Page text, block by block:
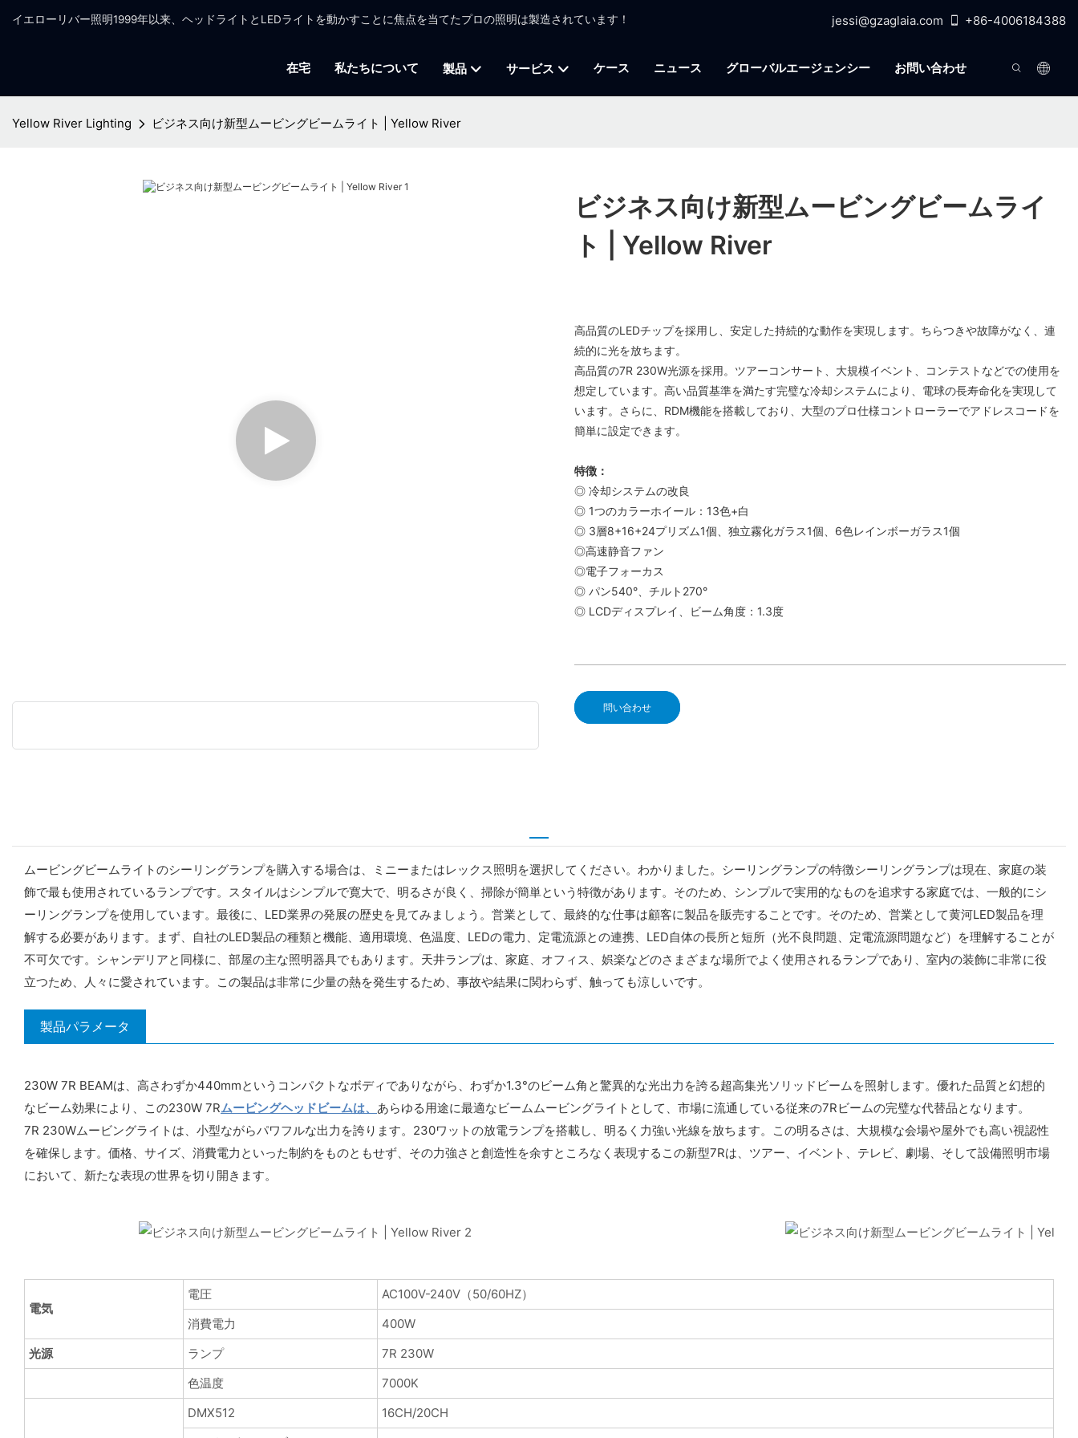
イエローリバー照明1999年以来、ヘッドライトとLEDライトを動かすことに焦点を当てたプロの照明は製造されています！ jessi@gzaglaia.com +86-4006184388
在宅 私たちについて 製品 サービス ケース ニュース グローバルエージェンシー お問い合わせ
Yellow River Lighting ビジネス向け新型ムービングビームライト | Yellow River
ビジネス向け新型ムービングビームライ
ト | Yellow River
高品質のLEDチップを採用し、安定した持続的な動作を実現します。ちらつきや故障がなく、連
続的に光を放ちます。
高品質の7R 230W光源を採用。ツアーコンサート、大規模イベント、コンテストなどでの使用を
想定しています。高い品質基準を満たす完璧な冷却システムにより、電球の長寿命化を実現して
います。さらに、RDM機能を搭載しており、大型のプロ仕様コントローラーでアドレスコードを
簡単に設定できます。
特徴：
◎ 冷却システムの改良
◎ 1つのカラーホイール：13色+白
◎ 3層8+16+24プリズム1個、独立霧化ガラス1個、6色レインボーガラス1個
◎高速静音ファン
◎電子フォーカス
◎ パン540°、チルト270°
◎ LCDディスプレイ、ビーム角度：1.3度
問い合わせ
ムービングビームライトのシーリングランプを購入する場合は、ミニーまたはレックス照明を選択してください。わかりました。シーリングランプの特徴シーリングランプは現在、家庭の装
飾で最も使用されているランプです。スタイルはシンプルで寛大で、明るさが良く、掃除が簡単という特徴があります。そのため、シンプルで実用的なものを追求する家庭では、一般的にシ
ーリングランプを使用しています。最後に、LED業界の発展の歴史を見てみましょう。営業として、最終的な仕事は顧客に製品を販売することです。そのため、営業として黄河LED製品を理
解する必要があります。まず、自社のLED製品の種類と機能、適用環境、色温度、LEDの電力、定電流源との連携、LED自体の長所と短所（光不良問題、定電流源問題など）を理解することが
不可欠です。シャンデリアと同様に、部屋の主な照明器具でもあります。天井ランプは、家庭、オフィス、娯楽などのさまざまな場所でよく使用されるランプであり、室内の装飾に非常に役
立つため、人々に愛されています。この製品は非常に少量の熱を発生するため、事故や結果に関わらず、触っても涼しいです。
製品パラメータ
230W 7R BEAMは、高さわずか440mmというコンパクトなボディでありながら、わずか1.3°のビーム角と驚異的な光出力を誇る超高集光ソリッドビームを照射します。優れた品質と幻想的
なビーム効果により、この230W 7Rムービングヘッドビームは、 あらゆる用途に最適なビームムービングライトとして、市場に流通している従来の7Rビームの完璧な代替品となります。
7R 230Wムービングライトは、小型ながらパワフルな出力を誇ります。230ワットの放電ランプを搭載し、明るく力強い光線を放ちます。この明るさは、大規模な会場や屋外でも高い視認性
を確保します。価格、サイズ、消費電力といった制約をものともせず、その力強さと創造性を余すところなく表現するこの新型7Rは、ツアー、イベント、テレビ、劇場、そして設備照明市場
において、新たな表現の世界を切り開きます。
電気
電圧
AC100V-240V（50/60HZ）
消費電力
400W
光源
ランプ
7R 230W
色温度
7000K
DMX512
16CH/20CH